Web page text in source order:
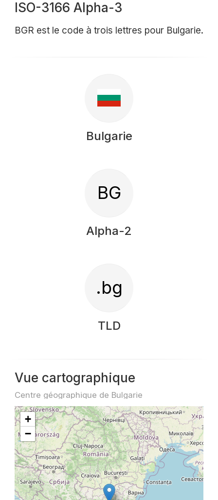
ISO-3166 Alpha-3
BGR est le code à trois lettres pour Bulgarie.
Bulgarie
BG
Alpha-2
.bg
TLD
Vue cartographique
Centre géographique de Bulgarie
+
−